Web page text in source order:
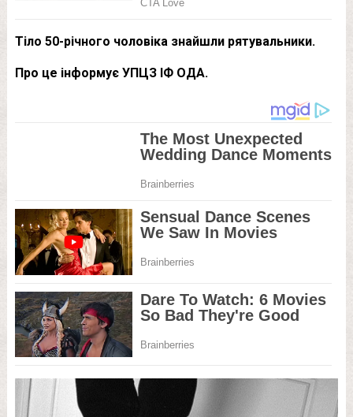
Тіло 50-річного чоловіка знайшли рятувальники.
Про це інформує УПЦЗ ІФ ОДА.